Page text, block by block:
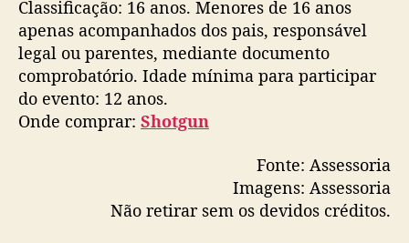
Classificação: 16 anos. Menores de 16 anos
apenas acompanhados dos pais, responsável
legal ou parentes, mediante documento
comprobatório. Idade mínima para participar
do evento: 12 anos.
Onde comprar: Shotgun
Fonte: Assessoria
Imagens: Assessoria
Não retirar sem os devidos créditos.